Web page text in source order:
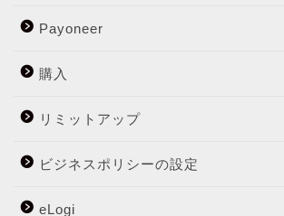
Payoneer
購入
リミットアップ
ビジネスポリシーの設定
eLogi